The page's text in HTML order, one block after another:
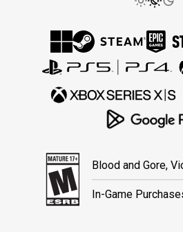
Blood and Gore,
In-Game